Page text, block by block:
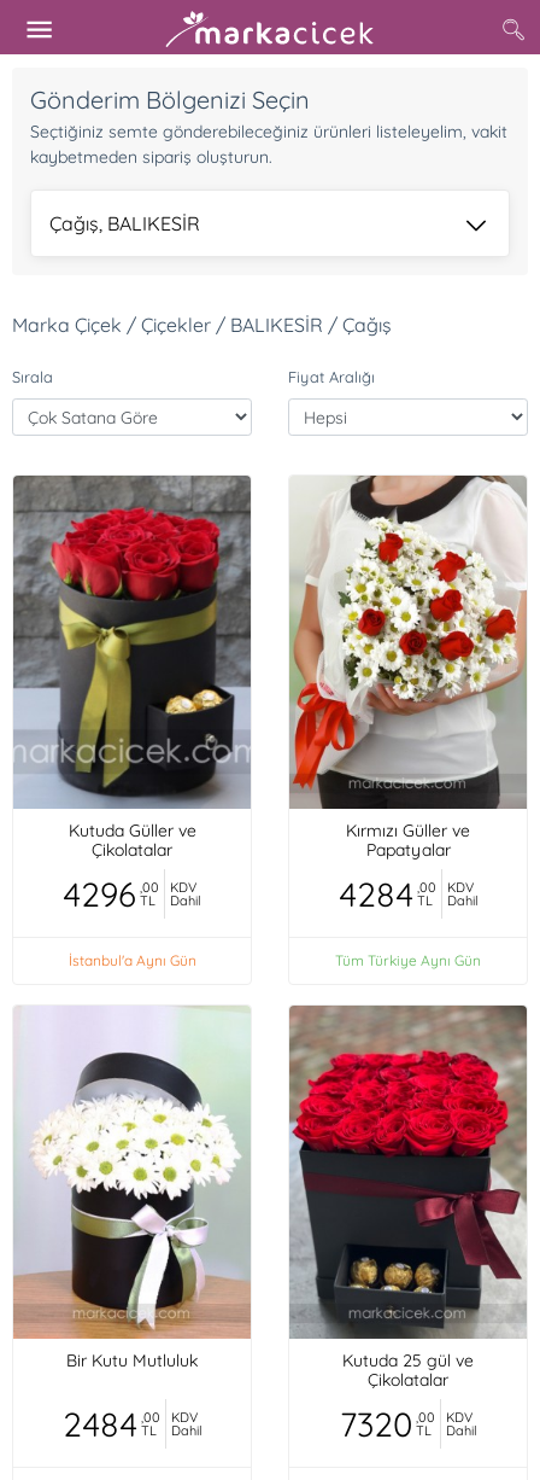
Gönderim Bölgenizi Seçin
Seçtiğiniz semte gönderebileceğiniz ürünleri listeleyelim, vakit
kaybetmeden sipariş oluşturun.
Çağış, BALIKESİR
Marka Çiçek / Çiçekler / BALIKESİR / Çağış
Sırala Fiyat Aralığı
Kutuda Güller ve
Çikolatalar
4296 ,00
TL
KDV
Dahil
İstanbul'a Aynı Gün
Kırmızı Güller ve
Papatyalar
4284 ,00
TL
KDV
Dahil
Tüm Türkiye Aynı Gün
Bir Kutu Mutluluk
2484 ,00
TL
KDV
Dahil
Kutuda 25 gül ve
Çikolatalar
7320 ,00
TL
KDV
Dahil